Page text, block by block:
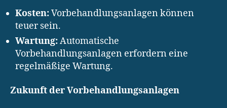
Kosten:Vorbehandlungsanlagen können
teuer sein.
Wartung:Automatische
Vorbehandlungsanlagen erfordern eine
regelmäßige Wartung.
Zukunft der Vorbehandlungsanlagen